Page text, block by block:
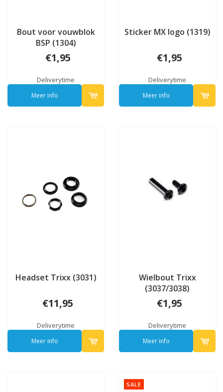
Bout voor vouwblok
BSP (1304)
€1,95
Deliverytime
Meer info
Sticker MX logo (1319)
€1,95
Deliverytime
Meer info
Headset Trixx (3031)
€11,95
Deliverytime
Meer info
Wielbout Trixx
(3037/3038)
€1,95
Deliverytime
Meer info
SALE